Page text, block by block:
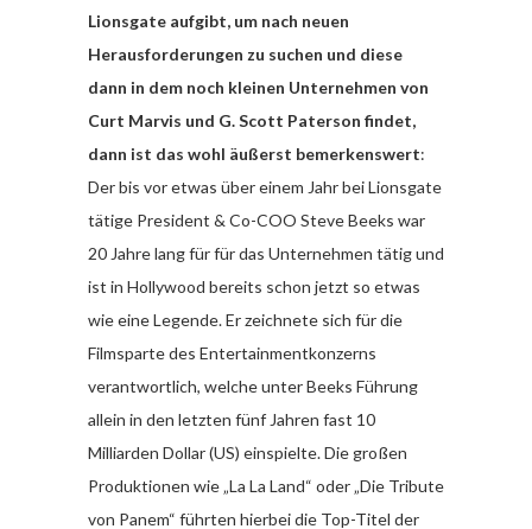
Lionsgate aufgibt, um nach neuen
Herausforderungen zu suchen und diese
dann in dem noch kleinen Unternehmen von
Curt Marvis und G. Scott Paterson findet,
dann ist das wohl äußerst bemerkenswert:
Der bis vor etwas über einem Jahr bei Lionsgate
tätige President & Co-COO Steve Beeks war
20 Jahre lang für für das Unternehmen tätig und
ist in Hollywood bereits schon jetzt so etwas
wie eine Legende. Er zeichnete sich für die
Filmsparte des Entertainmentkonzerns
verantwortlich, welche unter Beeks Führung
allein in den letzten fünf Jahren fast 10
Milliarden Dollar (US) einspielte. Die großen
Produktionen wie „La La Land“ oder „Die Tribute
von Panem“ führten hierbei die Top-Titel der